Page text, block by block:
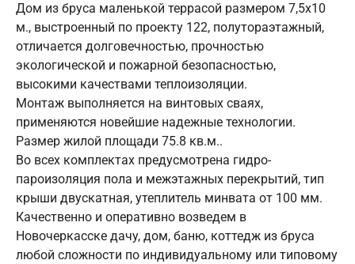
Дом из бруса маленькой террасой размером 7,5х10
м., выстроенный по проекту 122, полутораэтажный,
отличается долговечностью, прочностью
экологической и пожарной безопасностью,
высокими качествами теплоизоляции.
Монтаж выполняется на винтовых сваях,
применяются новейшие надежные технологии.
Размер жилой площади 75.8 кв.м..
Во всех комплектах предусмотрена гидро-
пароизоляция пола и межэтажных перекрытий, тип
крыши двускатная, утеплитель минвата от 100 мм.
Качественно и оперативно возведем в
Новочеркасске дачу, дом, баню, коттедж из бруса
любой сложности по индивидуальному или типовому